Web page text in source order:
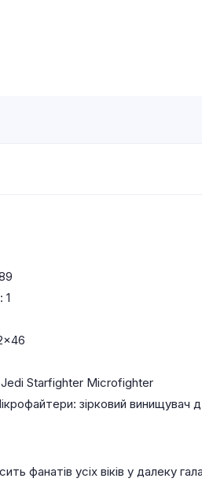
1
Jedi Starfighter Microfighter
зірковий винищувач
фанатів усіх віків у далеку